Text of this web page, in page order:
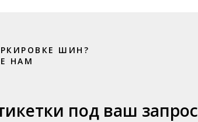
ШИН?
НАМ
под ваш запрос